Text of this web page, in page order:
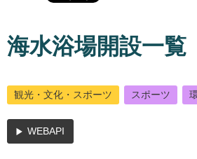
海水浴場開設一覧
観光・文化・スポーツ スポーツ
WEBAPI